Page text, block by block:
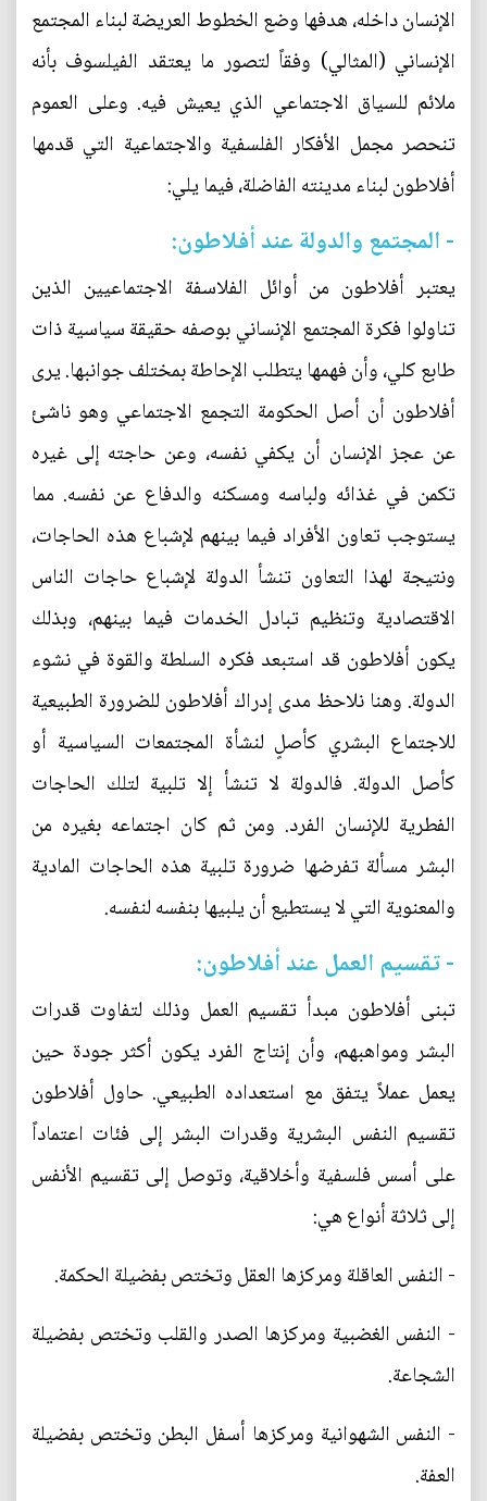
الإنسان داخله، هدفها وضع الخطوط العريضة لبناء المجتمع
الإنساني (المثالي) وفقاً لتصور ما يعتقد الفيلسوف بأنه
ملائم للسياق الاجتماعي الذي يعيش فيه. وعلى العموم
تنحصر مجمل الأفكار الفلسفية والاجتماعية التي قدمها
أفلاطون لبناء مدينته الفاضلة، فيما يلي:
- المجتمع والدولة عند أفلاطون:
يعتبر أفلاطون من أوائل الفلاسفة الاجتماعيين الذين
تناولوا فكرة المجتمع الإنساني بوصفه حقيقة سياسية ذات
طابع كلي، وأن فهمها يتطلب الإحاطة بمختلف جوانبها. يرى
أفلاطون أن أصل الحكومة التجمع الاجتماعي وهو ناشئ
عن عجز الإنسان أن يكفي نفسه، وعن حاجته إلى غيره
تكمن في غذائه ولباسه ومسكنه والدفاع عن نفسه. مما
يستوجب تعاون الأفراد فيما بينهم لإشباع هذه الحاجات،
ونتيجة لهذا التعاون تنشأ الدولة لإشباع حاجات الناس
الاقتصادية وتنظيم تبادل الخدمات فيما بينهم، وبذلك
يكون أفلاطون قد استبعد فكره السلطة والقوة في نشوء
الدولة. وهنا نلاحظ مدى إدراك أفلاطون للضرورة الطبيعية
للاجتماع البشري كأصلٍ لنشأة المجتمعات السياسية أو
كأصل الدولة. فالدولة لا تنشأ إلا تلبية لتلك الحاجات
الفطرية للإنسان الفرد. ومن ثم كان اجتماعه بغيره من
البشر مسألة تفرضها ضرورة تلبية هذه الحاجات المادية
والمعنوية التي لا يستطيع أن يلبيها بنفسه لنفسه.
- تقسيم العمل عند أفلاطون:
تبنى أفلاطون مبدأ تقسيم العمل وذلك لتفاوت قدرات
البشر ومواهبهم، وأن إنتاج الفرد يكون أكثر جودة حين
يعمل عملاً يتفق مع استعداده الطبيعي. حاول أفلاطون
تقسيم النفس البشرية وقدرات البشر إلى فئات اعتماداً
على أسس فلسفية وأخلاقية، وتوصل إلى تقسيم الأنفس
إلى ثلاثة أنواع هي:
- النفس العاقلة ومركزها العقل وتختص بفضيلة الحكمة.
- النفس الغضبية ومركزها الصدر والقلب وتختص بفضيلة
الشجاعة.
- النفس الشهوانية ومركزها أسفل البطن وتختص بفضيلة
العفة.